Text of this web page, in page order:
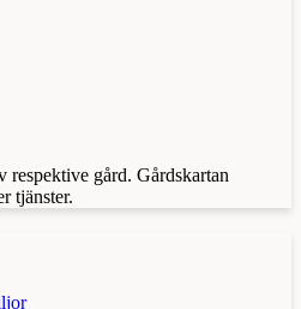
gård. Gårdskartan
tjänster.